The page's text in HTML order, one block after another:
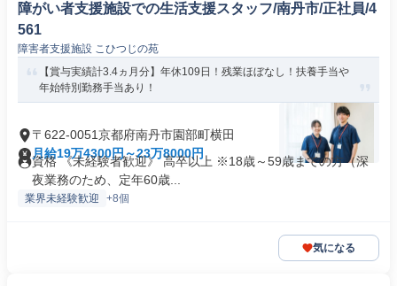
障がい者支援施設での生活支援スタッフ/南丹市/正社員/4
561
障害者支援施設 こひつじの苑
【賞与実績計3.4ヵ月分】年休109日！残業ほぼなし！扶養手当や
年始特別勤務手当あり！
〒622-0051京都府南丹市園部町横田
月給19万4300円～23万8000円
資格 《未経験者歓迎》 高卒以上 ※18歳～59歳までの方（深
夜業務のため、定年60歳...
業界未経験歓迎 +8個
気になる